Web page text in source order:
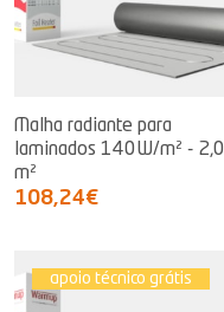
Malha radiante para
laminados 140W/m² - 2,0
m²
108,24€
apoio técnico grátis